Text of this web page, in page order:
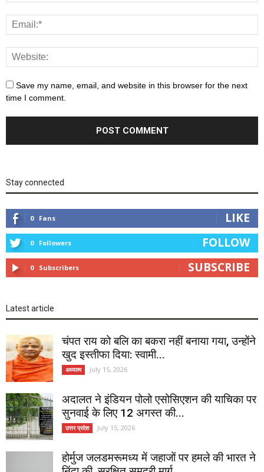
Save my name, email, and website in this browser for the next
time I comment.
Stay connected
0 Fans LIKE
0 Followers FOLLOW
0 Subscribers SUBSCRIBE
Latest article
चंपत राय को बलि का बकरा नहीं बनाया गया, उन्होंने
खुद इस्तीफा दिया: स्वामी...
अध्यात्म July 15, 2026
अदालत ने इंडियन पोलो एसोसिएशन की याचिका पर
सुनवाई के लिए 12 अगस्त की...
उत्तर प्रदेश July 15, 2026
होर्मुज जलडमरूमध्य में जहाजों पर हमले की भारत ने